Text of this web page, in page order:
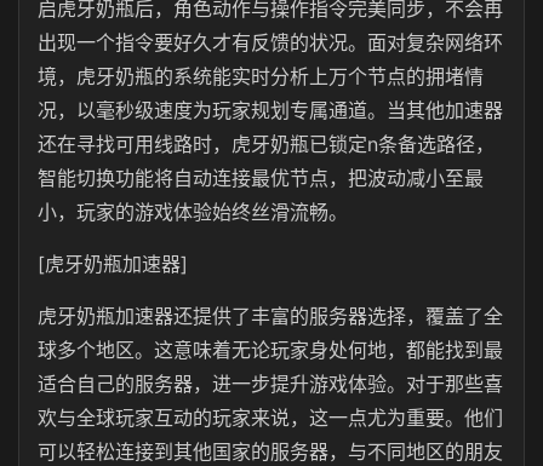
启虎牙奶瓶后，角色动作与操作指令完美同步，不会再
出现一个指令要好久才有反馈的状况。面对复杂网络环
境，虎牙奶瓶的系统能实时分析上万个节点的拥堵情
况，以毫秒级速度为玩家规划专属通道。当其他加速器
还在寻找可用线路时，虎牙奶瓶已锁定n条备选路径，
智能切换功能将自动连接最优节点，把波动减小至最
小，玩家的游戏体验始终丝滑流畅。
[虎牙奶瓶加速器]
虎牙奶瓶加速器还提供了丰富的服务器选择，覆盖了全
球多个地区。这意味着无论玩家身处何地，都能找到最
适合自己的服务器，进一步提升游戏体验。对于那些喜
欢与全球玩家互动的玩家来说，这一点尤为重要。他们
可以轻松连接到其他国家的服务器，与不同地区的朋友